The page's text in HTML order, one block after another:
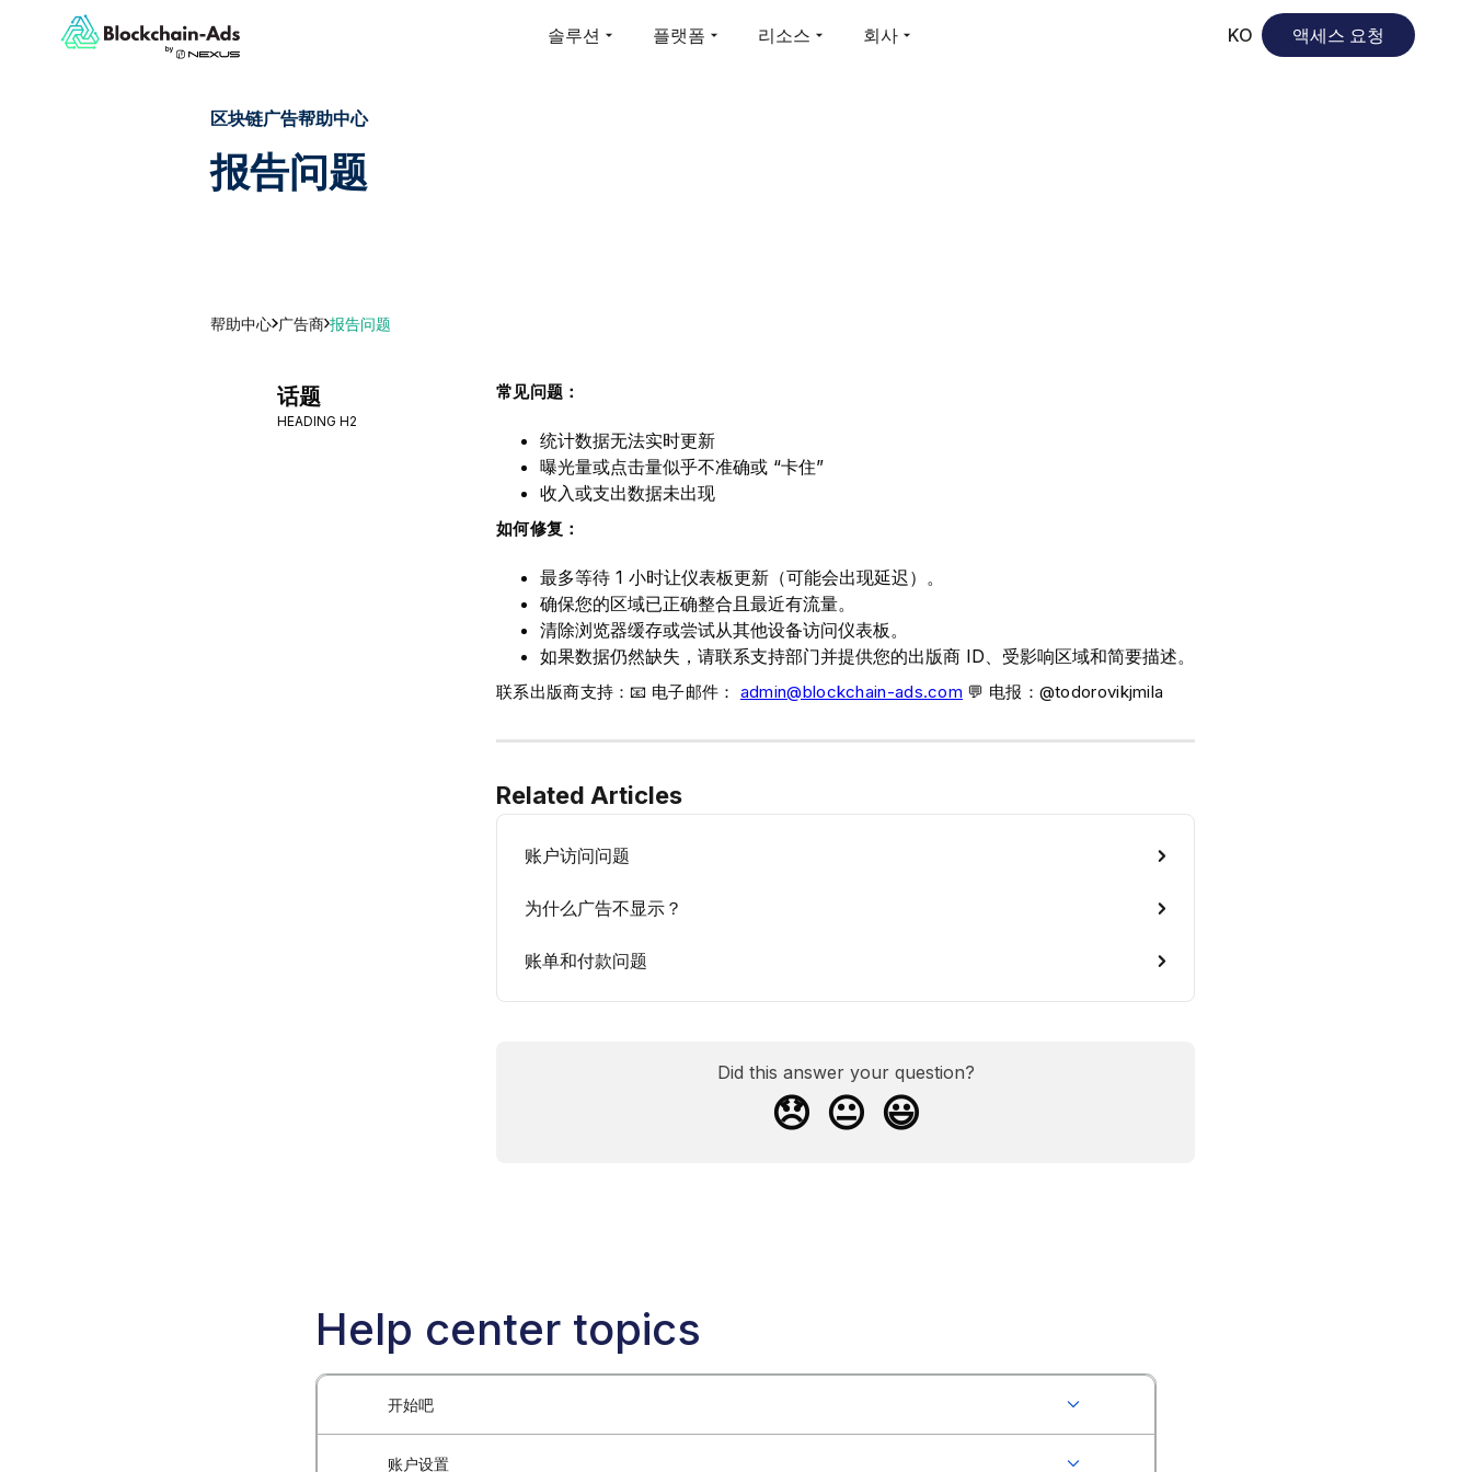
솔루션 플랫폼 리소스 회사 KO 액세스 요청
区块链广告帮助中心
报告问题
帮助中心 广告商 报告问题
话题
HEADING H2
常见问题：
统计数据无法实时更新
曝光量或点击量似乎不准确或 “卡住”
收入或支出数据未出现
如何修复：
最多等待 1 小时让仪表板更新（可能会出现延迟）。
确保您的区域已正确整合且最近有流量。
清除浏览器缓存或尝试从其他设备访问仪表板。
如果数据仍然缺失，请联系支持部门并提供您的出版商 ID、受影响区域和简要描述。
联系出版商支持：📧 电子邮件： admin@blockchain-ads.com 💬 电报：@todorovikjmila
Related Articles
账户访问问题
为什么广告不显示？
账单和付款问题
Did this answer your question?
😞 😐 😃
Help center topics
开始吧
什么是Blockchain-Ads？
账户设置